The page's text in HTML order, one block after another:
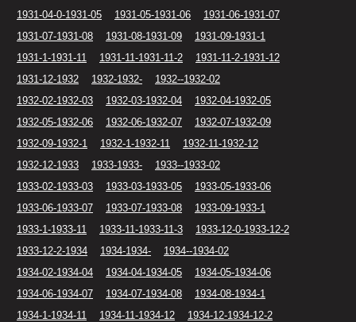
1931-04-0-1931-05
1931-05-1931-06
1931-06-1931-07
1931-07-1931-08
1931-08-1931-09
1931-09-1931-1
1931-1-1931-11
1931-11-1931-11-2
1931-11-2-1931-12
1931-12-1932
1932-1932-
1932--1932-02
1932-02-1932-03
1932-03-1932-04
1932-04-1932-05
1932-05-1932-06
1932-06-1932-07
1932-07-1932-09
1932-09-1932-1
1932-1-1932-11
1932-11-1932-12
1932-12-1933
1933-1933-
1933--1933-02
1933-02-1933-03
1933-03-1933-05
1933-05-1933-06
1933-06-1933-07
1933-07-1933-08
1933-09-1933-1
1933-1-1933-11
1933-11-1933-11-3
1933-12-0-1933-12-2
1933-12-2-1934
1934-1934-
1934--1934-02
1934-02-1934-04
1934-04-1934-05
1934-05-1934-06
1934-06-1934-07
1934-07-1934-08
1934-08-1934-1
1934-1-1934-11
1934-11-1934-12
1934-12-1934-12-2